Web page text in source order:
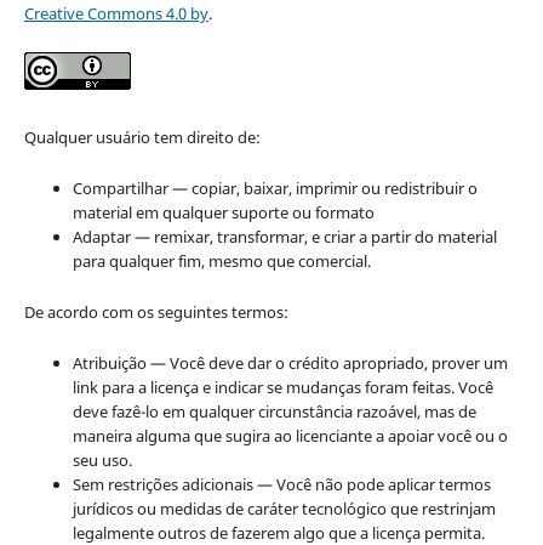
Creative Commons 4.0 by.
Qualquer usuário tem direito de:
Compartilhar — copiar, baixar, imprimir ou redistribuir o
material em qualquer suporte ou formato
Adaptar — remixar, transformar, e criar a partir do material
para qualquer fim, mesmo que comercial.
De acordo com os seguintes termos:
Atribuição — Você deve dar o crédito apropriado, prover um
link para a licença e indicar se mudanças foram feitas. Você
deve fazê-lo em qualquer circunstância razoável, mas de
maneira alguma que sugira ao licenciante a apoiar você ou o
seu uso.
Sem restrições adicionais — Você não pode aplicar termos
jurídicos ou medidas de caráter tecnológico que restrinjam
legalmente outros de fazerem algo que a licença permita.